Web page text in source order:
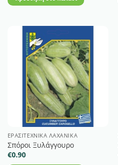
ΕΡΑΣΙΤΕΧΝΙΚΆ ΛΑΧΑΝΙΚΆ
Σπόροι Ξυλάγγουρο
€0.90